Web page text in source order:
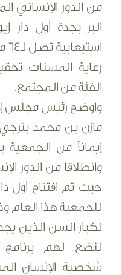
من الدور الإنساني
البر بجدة أول دار
رعاية المسنات
الفئة من المجتمع.
وأوضح رئيس مجلس
مازن بن محمد بترجي
إيماناً من الجمعية
وانطلاقا من الدور
حيث تم افتتاح أول
للجمعية هذا العام
لكبار السن الذين
لنضع لهم
شخصية الإنسان